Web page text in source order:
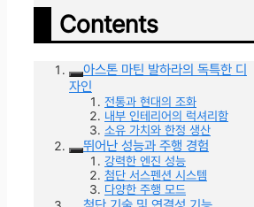
Contents
아스톤 마틴 발하라의 독특한 디
자인
전통과 현대의 조화
내부 인테리어의 럭셔리함
소유 가치와 한정 생산
뛰어난 성능과 주행 경험
강력한 엔진 성능
첨단 서스펜션 시스템
다양한 주행 모드